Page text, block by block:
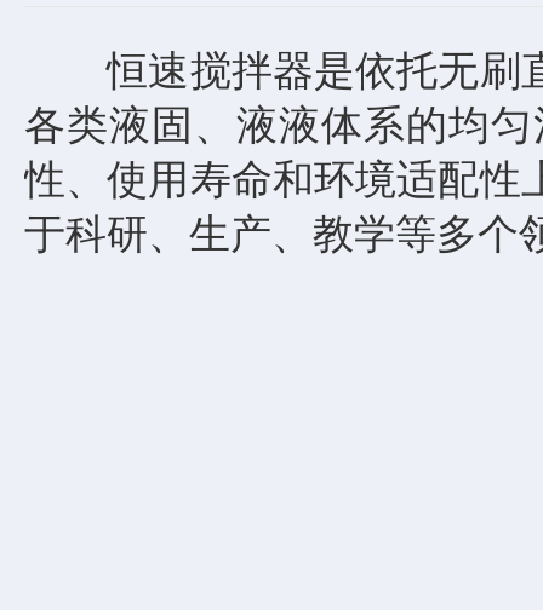
恒速搅拌器是依托无刷直
各类液固、液液体系的均
性、使用寿命和环境适配性
于科研、生产、教学等多个